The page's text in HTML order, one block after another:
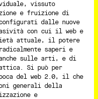
vissuto
e fruizione di
dalle nuove
con cui il web e
attuale, il potere
saperi e
sulle arti, e di
Si può per
del web 2.0, il che
generali della
e